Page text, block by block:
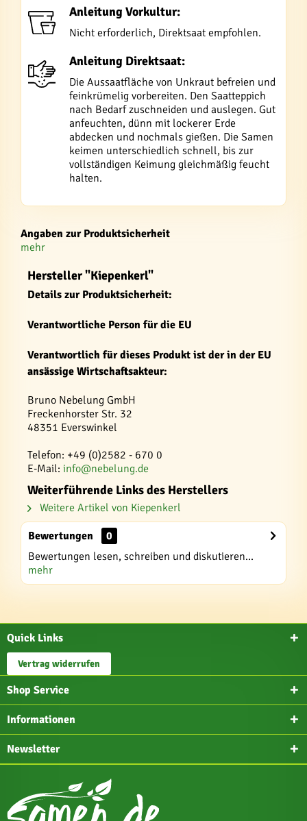
Anleitung Vorkultur:
Nicht erforderlich, Direktsaat empfohlen.
Anleitung Direktsaat:
Die Aussaatfläche von Unkraut befreien und
feinkrümelig vorbereiten. Den Saatteppich
nach Bedarf zuschneiden und auslegen. Gut
anfeuchten, dünn mit lockerer Erde
abdecken und nochmals gießen. Die Samen
keimen unterschiedlich schnell, bis zur
vollständigen Keimung gleichmäßig feucht
halten.
Angaben zur Produktsicherheit
mehr
Hersteller "Kiepenkerl"
Details zur Produktsicherheit:
Verantwortliche Person für die EU
Verantwortlich für dieses Produkt ist der in der EU
ansässige Wirtschaftsakteur:
Bruno Nebelung GmbH
Freckenhorster Str. 32
48351 Everswinkel
Telefon: +49 (0)2582 - 670 0
E-Mail: info@nebelung.de
Weiterführende Links des Herstellers
Weitere Artikel von Kiepenkerl
Bewertungen
0
Bewertungen lesen, schreiben und diskutieren...
mehr
Quick Links
Vertrag widerrufen
Shop Service
Informationen
Newsletter